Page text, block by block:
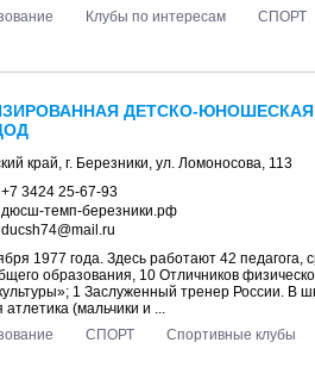
Клубы по интересам
СПОРТ
ДЕТСКО-
край, г. Березники, ул. Ломоносова, 113
+7 3424 25-67-93
дюсш-темп-березники.рф
ducsh74@mail.ru
1977 года. Здесь работают 42 педагога,
образования, 10 Отличников
1 Заслуженный тренер России. В
атлетика (мальчики и ...
СПОРТ
Спортивные клубы